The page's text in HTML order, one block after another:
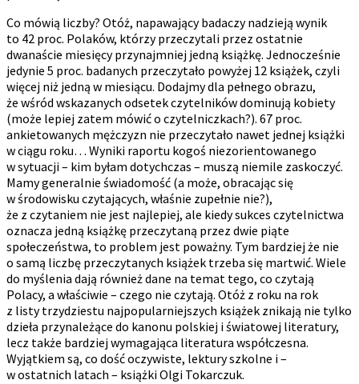
Co mówią liczby? Otóż, napawający badaczy nadzieją wynik
to 42 proc. Polaków, którzy przeczytali przez ostatnie
dwanaście miesięcy przynajmniej jedną książkę. Jednocześnie
jedynie 5 proc. badanych przeczytało powyżej 12 książek, czyli
więcej niż jedną w miesiącu. Dodajmy dla pełnego obrazu,
że wśród wskazanych odsetek czytelników dominują kobiety
(może lepiej zatem mówić o czytelniczkach?). 67 proc.
ankietowanych mężczyzn nie przeczytało nawet jednej książki
w ciągu roku… Wyniki raportu kogoś niezorientowanego
w sytuacji – kim byłam dotychczas – muszą niemile zaskoczyć.
Mamy generalnie świadomość (a może, obracając się
w środowisku czytających, właśnie zupełnie nie?),
że z czytaniem nie jest najlepiej, ale kiedy sukces czytelnictwa
oznacza jedną książkę przeczytaną przez dwie piąte
społeczeństwa, to problem jest poważny. Tym bardziej że nie
o samą liczbę przeczytanych książek trzeba się martwić. Wiele
do myślenia dają również dane na temat tego, co czytają
Polacy, a właściwie – czego nie czytają. Otóż z roku na rok
z listy trzydziestu najpopularniejszych książek znikają nie tylko
dzieła przynależące do kanonu polskiej i światowej literatury,
lecz także bardziej wymagająca literatura współczesna.
Wyjątkiem są, co dość oczywiste, lektury szkolne i –
w ostatnich latach – książki Olgi Tokarczuk.